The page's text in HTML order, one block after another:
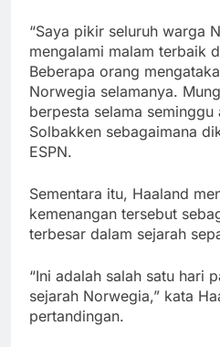
“Saya pikir seluruh warga
mengalami malam terbaik
Beberapa orang
Norwegia selamanya.
berpesta selama seminggu
Solbakken sebagaimana
ESPN.
Sementara itu, Haaland
kemenangan tersebut
terbesar dalam sejarah
“Ini adalah salah satu hari
sejarah Norwegia,” kata
pertandingan.